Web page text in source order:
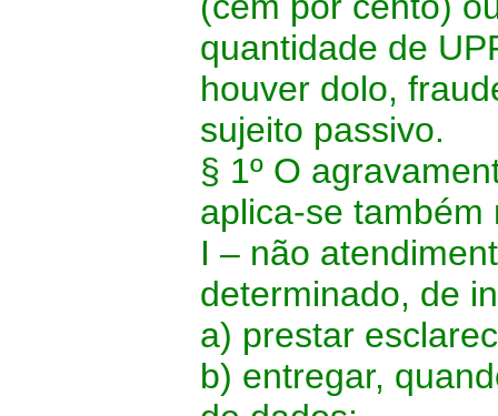
quantidade de
houver dolo,
sujeito passivo.
§ 1º O
aplica-se também
I – não
determinado, de
a) prestar
b) entregar,